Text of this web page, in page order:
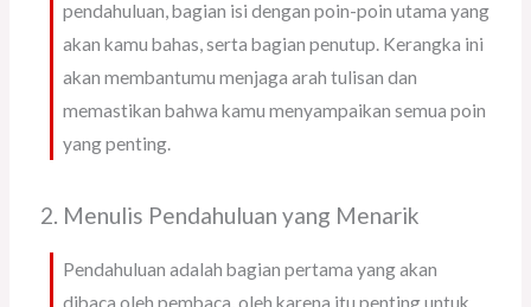
pendahuluan, bagian isi dengan poin-poin utama yang
akan kamu bahas, serta bagian penutup. Kerangka ini
akan membantumu menjaga arah tulisan dan
memastikan bahwa kamu menyampaikan semua poin
yang penting.
2. Menulis Pendahuluan yang Menarik
Pendahuluan adalah bagian pertama yang akan
dibaca oleh pembaca, oleh karena itu penting untuk